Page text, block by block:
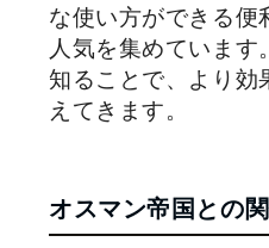
な使い方ができる便
人気を集めています
知ることで、より効
えてきます。
オスマン帝国との